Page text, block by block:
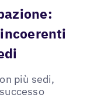
più sedi,